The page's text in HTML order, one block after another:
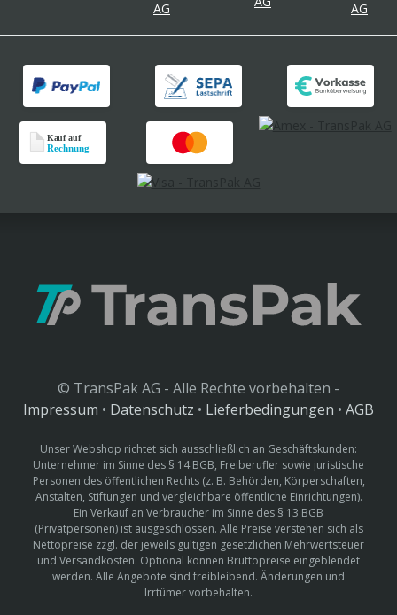
© TransPak AG - Alle Rechte vorbehalten -
Impressum • Datenschutz • Lieferbedingungen • AGB
Unser Webshop richtet sich ausschließlich an Geschäftskunden:
Unternehmer im Sinne des § 14 BGB, Freiberufler sowie juristische
Personen des öffentlichen Rechts (z. B. Behörden, Körperschaften,
Anstalten, Stiftungen und vergleichbare öffentliche Einrichtungen).
Ein Verkauf an Verbraucher im Sinne des § 13 BGB
(Privatpersonen) ist ausgeschlossen. Alle Preise verstehen sich als
Nettopreise zzgl. der jeweils gültigen gesetzlichen Mehrwertsteuer
und Versandkosten. Optional können Bruttopreise eingeblendet
werden. Alle Angebote sind freibleibend. Änderungen und
Irrtümer vorbehalten.